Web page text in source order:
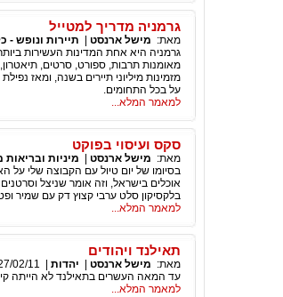
גרמניה מדריך למטייל
מאת: מישל ארנסט תיירות ונופש -
גרמניה היא אחת המדינות העשירות
מאומנות תרבות, ספורט, סרטים,
על בכל התחומים.
למאמר המלא...
סקס ועיסוי בפוקט
מאת: מישל ארנסט מיניות ובריאות
בסיומו של יום טיול עם הקבוצה שלי על
אוכלים בישראל, וזה אומר שניצל
בלקסיקון סלט ערבי קצוץ דק עם שמיר
למאמר המלא...
תאילנד ויהודים
מאת: מישל ארנסט יהדות 02/11
עד המאה העשרים בתאילנד לא הייתה
למאמר המלא...